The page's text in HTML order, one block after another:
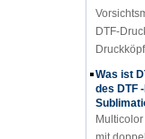
höchster
möchten.
DTF-
Was ist
des DTF
Multicolor
mit